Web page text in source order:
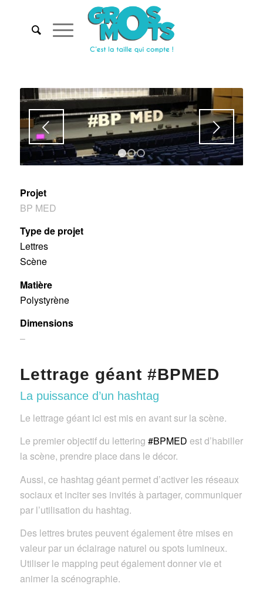
Suivant
1 2 3
Projet
BP MED
Type de projet
Lettres
Scène
Matière
Polystyrène
Dimensions
–
Lettrage géant #BPMED
La puissance d’un hashtag
Le lettrage géant ici est mis en avant sur la scène.
Le premier objectif du lettering #BPMED est d’habiller
la scène, prendre place dans le décor.
Aussi, ce hashtag géant permet d’activer les réseaux
sociaux et inciter ses invités à partager, communiquer
par l’utilisation du hashtag.
Des lettres brutes peuvent également être mises en
valeur par un éclairage naturel ou spots lumineux.
Utiliser le mapping peut également donner vie et
animer la scénographie.